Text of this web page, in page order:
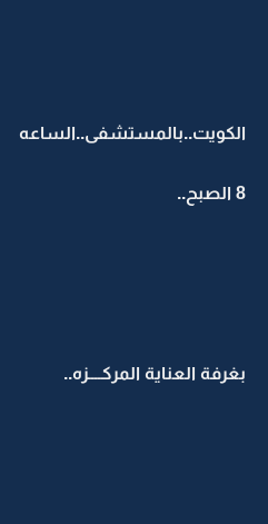
الكويت..بالمستشفى..الساعه
8 الصبح..
بغرفة العناية المركــــزه..